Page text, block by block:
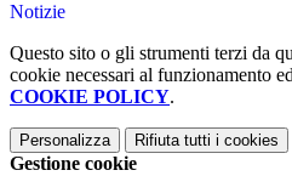
Notizie
Questo sito o gli strumenti terzi da
cookie necessari al funzionamento
COOKIE POLICY.
Personalizza Rifiuta tutti i cookies
Gestione cookie